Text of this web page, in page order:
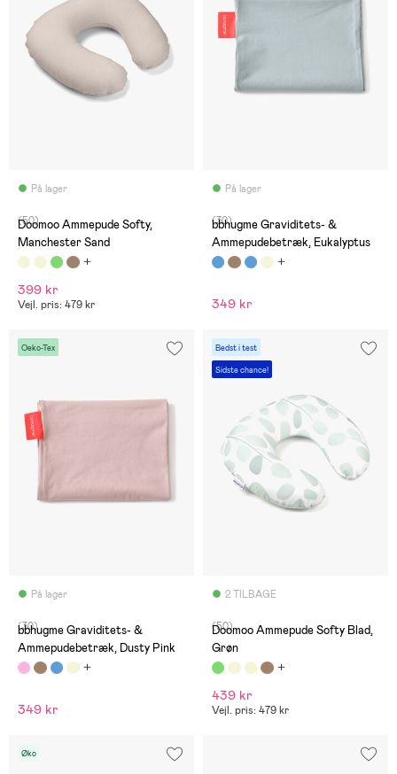
På lager
(50)
Doomoo Ammepude Softy,
Manchester Sand
399 kr
Vejl. pris: 479 kr
På lager
(30)
bbhugme Graviditets- &
Ammepudebetræk, Eukalyptus
349 kr
Oeko-Tex
På lager
(30)
bbhugme Graviditets- &
Ammepudebetræk, Dusty Pink
349 kr
Bedst i test
Sidste chance!
2 TILBAGE
(50)
Doomoo Ammepude Softy Blad,
Grøn
439 kr
Vejl. pris: 479 kr
Øko